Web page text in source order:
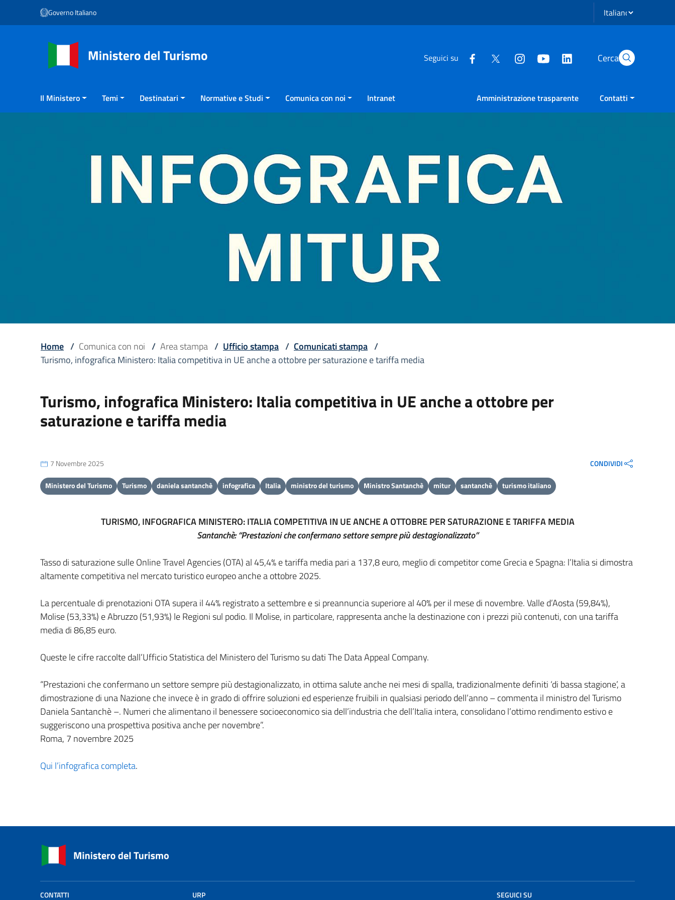
Vai ai contenuti
Vai al menu di navigazione
Governo Italiano Seleziona lingua
Seguici su Cerca
Il Ministero Temi Destinatari Normative e Studi Comunica con noi Intranet Amministrazione trasparente Contatti
Home / Comunica con noi / Area stampa / Ufficio stampa / Comunicati stampa /
Turismo, infografica Ministero: Italia competitiva in UE anche a ottobre per saturazione e tariffa media
Turismo, infografica Ministero: Italia competitiva in UE anche a ottobre per
saturazione e tariffa media
7 Novembre 2025 CONDIVIDI
Ministero del Turismo Turismo daniela santanchè infografica Italia ministro del turismo Ministro Santanchè mitur santanchè turismo italiano
TURISMO, INFOGRAFICA MINISTERO: ITALIA COMPETITIVA IN UE ANCHE A OTTOBRE PER SATURAZIONE E TARIFFA MEDIA
Santanchè: “Prestazioni che confermano settore sempre più destagionalizzato”
Tasso di saturazione sulle Online Travel Agencies (OTA) al 45,4% e tariffa media pari a 137,8 euro, meglio di competitor come Grecia e Spagna: l’Italia si dimostra
altamente competitiva nel mercato turistico europeo anche a ottobre 2025.
La percentuale di prenotazioni OTA supera il 44% registrato a settembre e si preannuncia superiore al 40% per il mese di novembre. Valle d’Aosta (59,84%),
Molise (53,33%) e Abruzzo (51,93%) le Regioni sul podio. Il Molise, in particolare, rappresenta anche la destinazione con i prezzi più contenuti, con una tariffa
media di 86,85 euro.
Queste le cifre raccolte dall’Ufficio Statistica del Ministero del Turismo su dati The Data Appeal Company.
“Prestazioni che confermano un settore sempre più destagionalizzato, in ottima salute anche nei mesi di spalla, tradizionalmente definiti ‘di bassa stagione’, a
dimostrazione di una Nazione che invece è in grado di offrire soluzioni ed esperienze fruibili in qualsiasi periodo dell’anno – commenta il ministro del Turismo
Daniela Santanchè –. Numeri che alimentano il benessere socioeconomico sia dell’industria che dell’Italia intera, consolidano l’ottimo rendimento estivo e
suggeriscono una prospettiva positiva anche per novembre”.
Roma, 7 novembre 2025
Qui l’infografica completa.
CONTATTI URP SEGUICI SU